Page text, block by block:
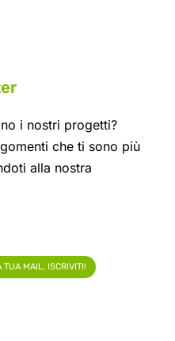
i nostri progetti?
che ti sono più
alla nostra
TUA MAIL, ISCRIVITI!